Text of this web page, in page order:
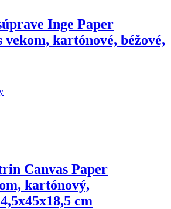
Inge Paper
vekom, kartónové, béžové,
Canvas Paper
kartónový,
cm